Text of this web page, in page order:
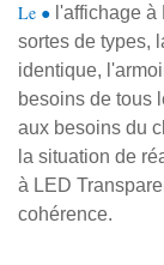
Le ● l'affichage
sortes de types,
identique,
besoins de tous
aux besoins du
la situation de
à LED
cohérence.